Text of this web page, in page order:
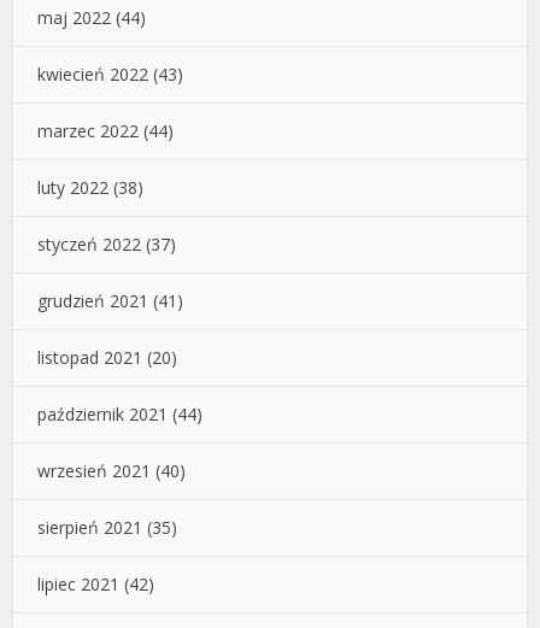
maj 2022 (44)
kwiecień 2022 (43)
marzec 2022 (44)
luty 2022 (38)
styczeń 2022 (37)
grudzień 2021 (41)
listopad 2021 (20)
październik 2021 (44)
wrzesień 2021 (40)
sierpień 2021 (35)
lipiec 2021 (42)